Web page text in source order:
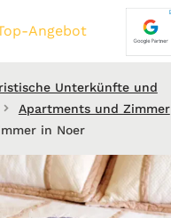
Unterkünfte und
Apartments und Zimmer
in Noer